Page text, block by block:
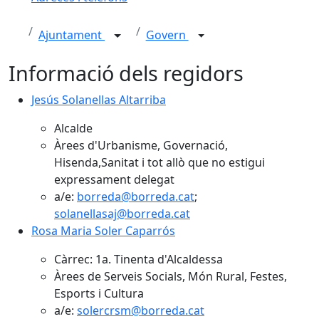
Ajuntament Govern
Informació dels regidors
Jesús Solanellas Altarriba
Alcalde
Àrees d'Urbanisme, Governació,
Hisenda,Sanitat i tot allò que no estigui
expressament delegat
a/e: borreda@borreda.cat;
solanellasaj@borreda.cat
Rosa Maria Soler Caparrós
Càrrec: 1a. Tinenta d'Alcaldessa
Àrees de Serveis Socials, Món Rural, Festes,
Esports i Cultura
a/e: solercrsm@borreda.cat